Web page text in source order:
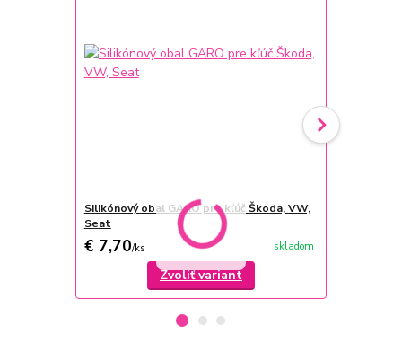
Silikónový obal GARO pre kľúč Škoda, VW,
Seat
€ 7,70/ks skladom
Zvoliť variant